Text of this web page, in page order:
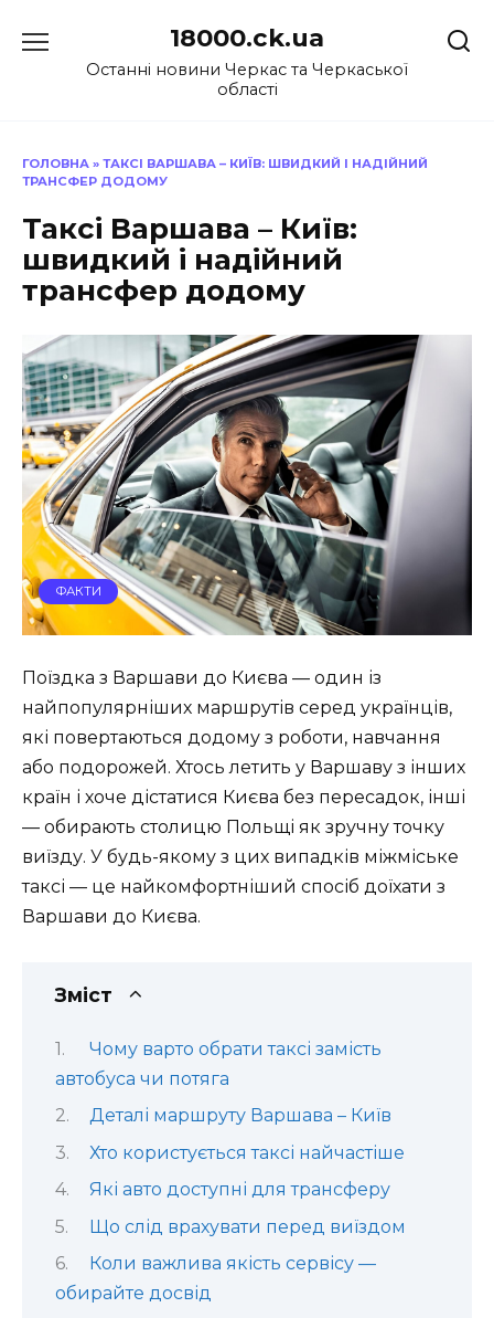
до
18000.ck.ua
Останні новини Черкас та Черкаської
області
ГОЛОВНА » ТАКСІ ВАРШАВА – КИЇВ: ШВИДКИЙ І НАДІЙНИЙ
ТРАНСФЕР ДОДОМУ
Таксі Варшава – Київ:
швидкий і надійний
трансфер додому
ФАКТИ
Поїздка з Варшави до Києва — один із
найпопулярніших маршрутів серед українців,
які повертаються додому з роботи, навчання
або подорожей. Хтось летить у Варшаву з інших
країн і хоче дістатися Києва без пересадок, інші
— обирають столицю Польщі як зручну точку
виїзду. У будь-якому з цих випадків міжміське
таксі — це найкомфортніший спосіб доїхати з
Варшави до Києва.
Зміст
Чому варто обрати таксі замість
автобуса чи потяга
Деталі маршруту Варшава – Київ
Хто користується таксі найчастіше
Які авто доступні для трансферу
Що слід врахувати перед виїздом
Коли важлива якість сервісу —
обирайте досвід